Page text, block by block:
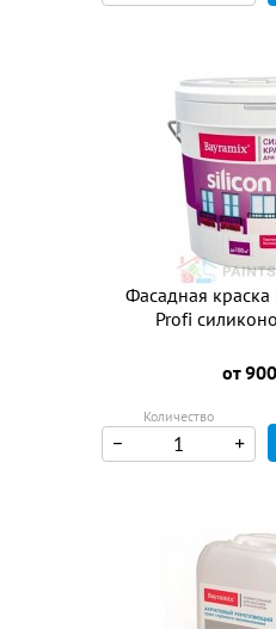
Фасадная
Profi
от
Количество